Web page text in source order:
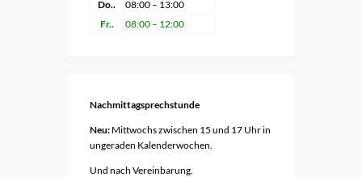
Do..
08:00 – 13:00
Fr..
08:00 – 12:00
Nachmittagsprechstunde
Neu: Mittwochs zwischen 15 und 17 Uhr in
ungeraden Kalenderwochen.
Und nach Vereinbarung.